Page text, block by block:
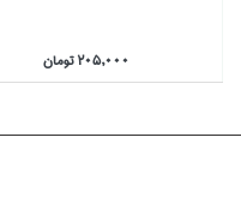
205,000 تومان